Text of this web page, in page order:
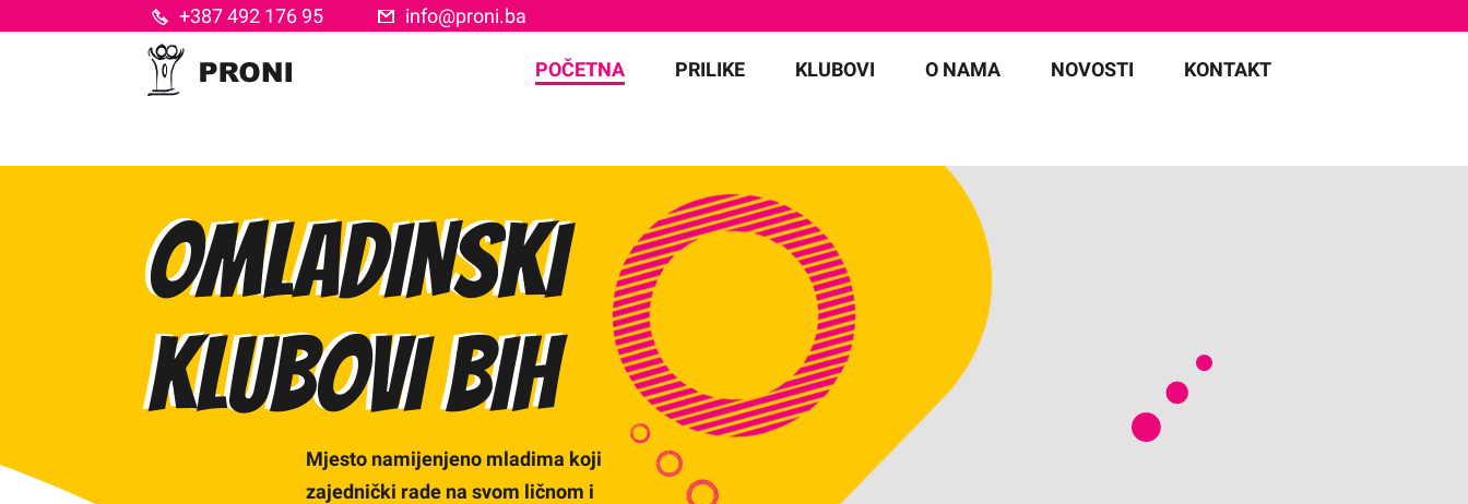
to
+387 492 176 95 info@proni.ba
POČETNA PRILIKE KLUBOVI O NAMA NOVOSTI KONTAKT
OMLADINSKI
KLUBOVI BIH
Mjesto namijenjeno mladima koji
zajednički rade na svom ličnom i